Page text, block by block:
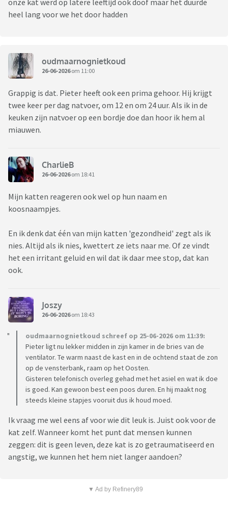
onze kat werd op latere leeftijd ook doof maar het duurde
heel lang voor we het door hadden
oudmaarnognietkoud
26-06-2026om 11:00
Grappig is dat. Pieter heeft ook een prima gehoor. Hij krijgt
twee keer per dag natvoer, om 12 en om 24 uur. Als ik in de
keuken zijn natvoer op een bordje doe dan hoor ik hem al
miauwen.
CharlieB
26-06-2026om 18:41
Mijn katten reageren ook wel op hun naam en
koosnaampjes.
En ik denk dat één van mijn katten 'gezondheid' zegt als ik
nies. Altijd als ik nies, kwettert ze iets naar me. Of ze vindt
het een irritant geluid en wil dat ik daar mee stop, dat kan
ook.
Joszy
26-06-2026om 18:43
oudmaarnognietkoud schreef op 25-06-2026 om 11:39:
Pieter ligt nu lekker midden in zijn kamer in de bries van de
ventilator. Te warm naast de kast en in de ochtend staat de zon
op de vensterbank, raam op het Oosten.
Gisteren telefonisch overleg gehad met het asiel en wat ik doe
is goed. Kan gewoon best een poos duren. En hij maakt nog
steeds kleine stapjes vooruit dus ik houd moed.
Ik vraag me wel eens af voor wie dit leuk is. Juist ook voor de
kat zelf. Wanneer komt het punt dat mensen kunnen
zeggen: dit is geen leven, deze kat is zo getraumatiseerd en
angstig, we kunnen het hem niet langer aandoen?
▼ Ad by Refinery89